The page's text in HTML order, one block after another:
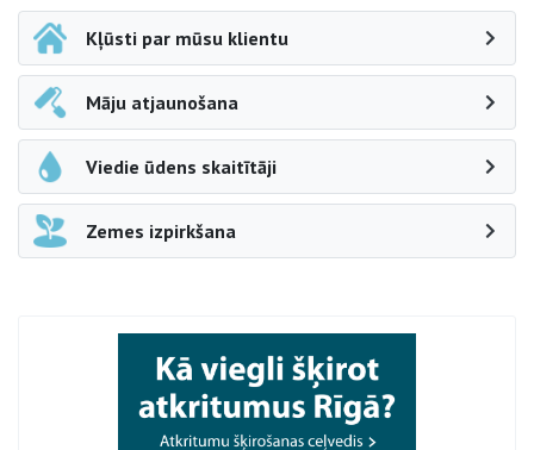
Kļūsti par mūsu klientu
Māju atjaunošana
Viedie ūdens skaitītāji
Zemes izpirkšana